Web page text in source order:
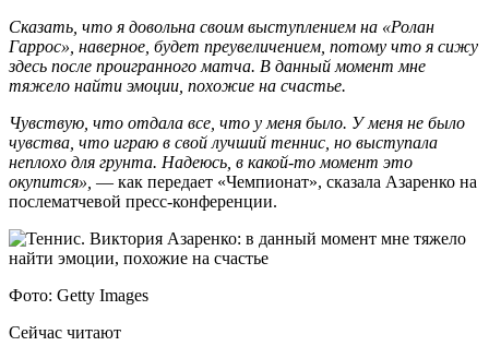
Сказать, что я довольна своим выступлением на «Ролан
Гаррос», наверное, будет преувеличением, потому что я сижу
здесь после проигранного матча. В данный момент мне
тяжело найти эмоции, похожие на счастье.
Чувствую, что отдала все, что у меня было. У меня не было
чувства, что играю в свой лучший теннис, но выступала
неплохо для грунта. Надеюсь, в какой-то момент это
окупится», — как передает «Чемпионат», сказала Азаренко на
послематчевой пресс-конференции.
Фото: Getty Images
Сейчас читают